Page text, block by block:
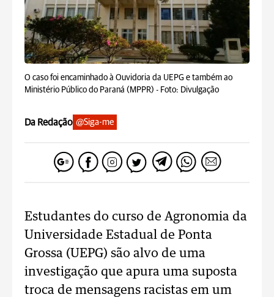
O caso foi encaminhado à Ouvidoria da UEPG e também ao
Ministério Público do Paraná (MPPR) - Foto: Divulgação
Da Redação @Siga-me
Estudantes do curso de Agronomia da
Universidade Estadual de Ponta
Grossa (UEPG) são alvo de uma
investigação que apura uma suposta
troca de mensagens racistas em um